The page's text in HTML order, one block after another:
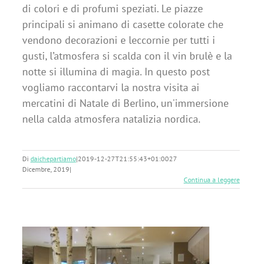
di colori e di profumi speziati. Le piazze
principali si animano di casette colorate che
vendono decorazioni e leccornie per tutti i
gusti, l’atmosfera si scalda con il vin brulè e la
notte si illumina di magia. In questo post
vogliamo raccontarvi la nostra visita ai
mercatini di Natale di Berlino, un'immersione
nella calda atmosfera natalizia nordica.
Di daichepartiamo|2019-12-27T21:55:43+01:0027
Dicembre, 2019|
Continua a leggere